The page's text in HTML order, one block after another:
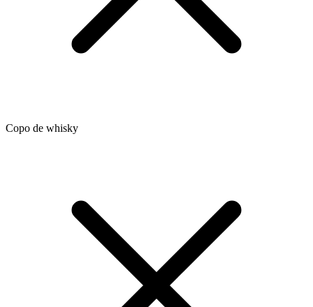
Copo de whisky